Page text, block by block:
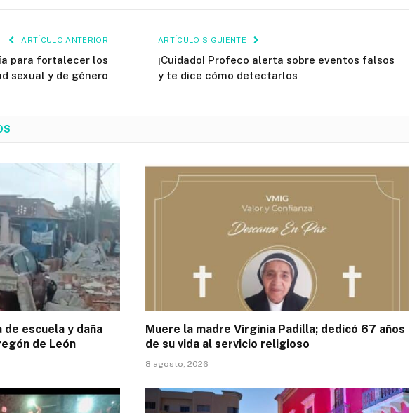
ARTÍCULO ANTERIOR
para fortalecer los
sexual y de género
ARTÍCULO SIGUIENTE
¡Cuidado! Profeco alerta sobre eventos falsos
y te dice cómo detectarlos
escuela y daña
de León
Muere la madre Virginia Padilla; dedicó 67 años
de su vida al servicio religioso
8 agosto, 2026